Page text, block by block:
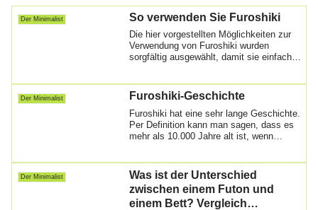
Der Minimalist So verwenden Sie Furoshiki
Die hier vorgestellten Möglichkeiten zur
Verwendung von Furoshiki wurden
sorgfältig ausgewählt, damit sie einfach,
Der Minimalist Furoshiki-Geschichte
Furoshiki hat eine sehr lange Geschichte.
Per Definition kann man sagen, dass es
mehr als 10.000 Jahre alt ist, wenn
Der Minimalist
Was ist der Unterschied
zwischen einem Futon und
einem Bett? Vergleich